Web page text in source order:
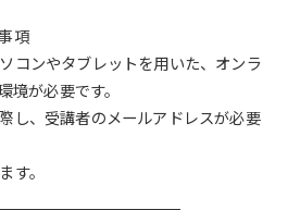
項
コンやタブレットを用いた、オンラ
境が必要です。
し、受講者のメールアドレスが必要
す。